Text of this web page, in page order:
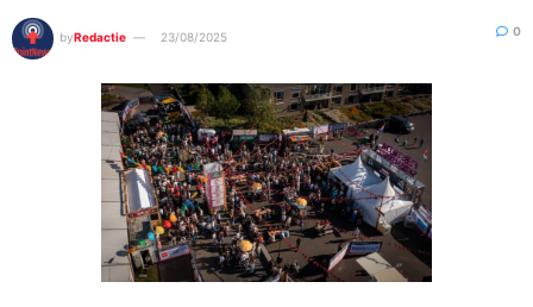
byRedactie 23/08/2025 0